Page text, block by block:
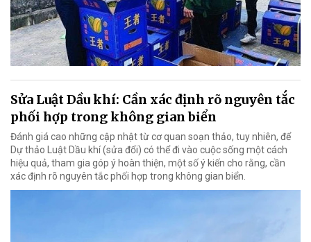
Sửa Luật Dầu khí: Cần xác định rõ nguyên tắc
phối hợp trong không gian biển
Đánh giá cao những cập nhật từ cơ quan soạn thảo, tuy nhiên, để
Dự thảo Luật Dầu khí (sửa đổi) có thể đi vào cuộc sống một cách
hiệu quả, tham gia góp ý hoàn thiện, một số ý kiến cho rằng, cần
xác định rõ nguyên tắc phối hợp trong không gian biển.